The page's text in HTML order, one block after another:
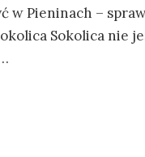
w Pieninach –
Sokolica nie